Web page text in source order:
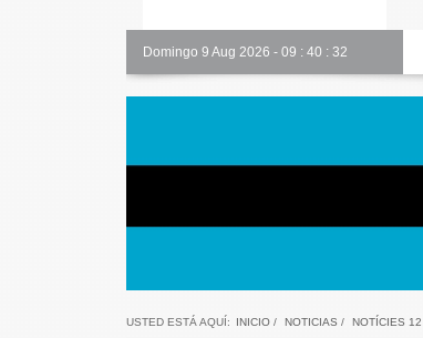
Domingo 9 Aug 2026 - 09 : 40 : 33
Alicante Actualidad
USTED ESTÁ AQUÍ: INICIO/ NOTICIAS / NOTÍCIES 12